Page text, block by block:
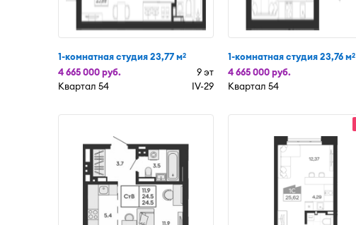
1-комнатная студия 23,77 м2
4 665 000 руб.
9 эт
Квартал 54
IV-29
1-комнатная студия 23,76 м2
4 665 000 руб.
Квартал 54